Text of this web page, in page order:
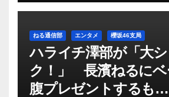
ねる通信部 エンタメ 櫻坂46支局
ハライチ澤部が「大
ク！」 長濱ねるにベ
腹プレゼントするも…